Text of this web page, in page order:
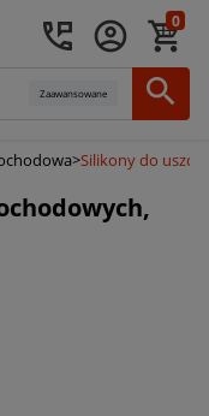
0
Zaawansowane
>Silikony do